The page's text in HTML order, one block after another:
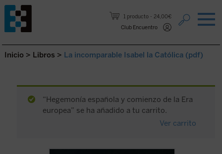
1 producto
24,00€
Club Encuentro
Saltar al contenido.
Inicio > Libros > La incomparable Isabel la Católica (pdf)
“Hegemonía española y comienzo de la Era
europea” se ha añadido a tu carrito.
Ver carrito